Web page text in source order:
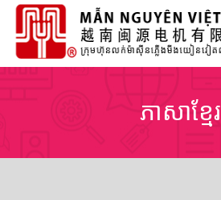
ភាសាខ្មែរ